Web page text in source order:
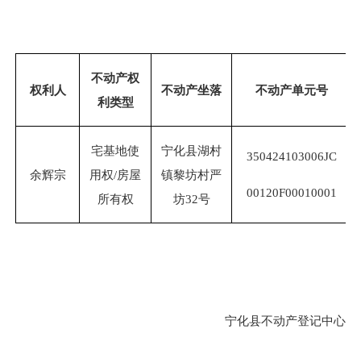
权利人
不动产权
利类型
不动产坐落 不动产单元号
余辉宗
宅基地使
用权/房屋
所有权
宁化县湖村
镇黎坊村严
坊32号
350424103006JC
00120F00010001
宁化县不动产登记中心